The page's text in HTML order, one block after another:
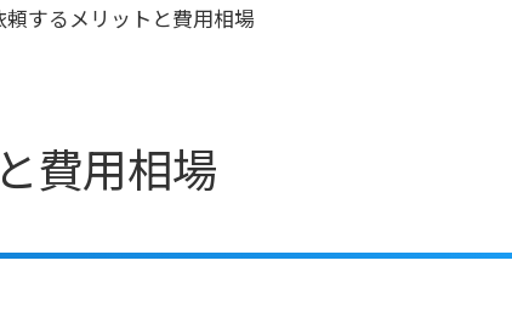
するメリットと費用相場
費用相場